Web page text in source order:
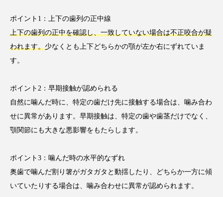
ポイント1：上下の歯列の正中線
上下の歯列の正中を確認し、一致していない場合は不正咬合が疑
われます。少なくとも上下どちらかの顎が左か右にずれていま
す。
ポイント2：早期接触が認められる
自然に噛んだ時に、特定の歯だけ先に接触する場合は、噛み合わ
せに異常があります。早期接触は、特定の歯や歯茎だけでなく、
顎関節にも大きな悪影響をもたらします。
ポイント3：噛んだ時の水平的なずれ
奥歯で噛んだ割り箸がガタガタと動揺したり、どちらか一方に傾
いていたりする場合は、噛み合わせに異常が認められます。